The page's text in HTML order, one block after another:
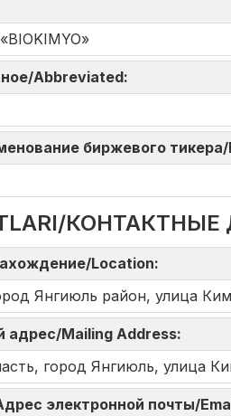
Abbreviated:
биржевого
Location:
Янгиюль район, улица
адрес/Mailing Address:
город Янгиюль, улица
электронной почты/